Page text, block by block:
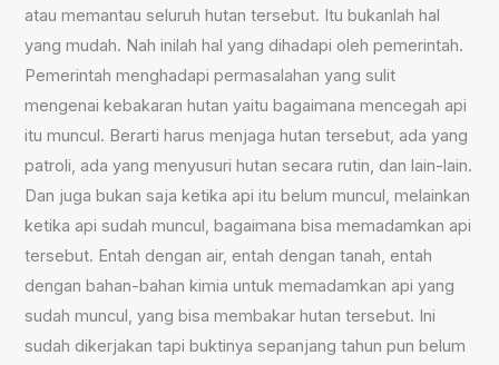
atau memantau seluruh hutan tersebut. Itu bukanlah hal
yang mudah. Nah inilah hal yang dihadapi oleh pemerintah.
Pemerintah menghadapi permasalahan yang sulit
mengenai kebakaran hutan yaitu bagaimana mencegah api
itu muncul. Berarti harus menjaga hutan tersebut, ada yang
patroli, ada yang menyusuri hutan secara rutin, dan lain-lain.
Dan juga bukan saja ketika api itu belum muncul, melainkan
ketika api sudah muncul, bagaimana bisa memadamkan api
tersebut. Entah dengan air, entah dengan tanah, entah
dengan bahan-bahan kimia untuk memadamkan api yang
sudah muncul, yang bisa membakar hutan tersebut. Ini
sudah dikerjakan tapi buktinya sepanjang tahun pun belum